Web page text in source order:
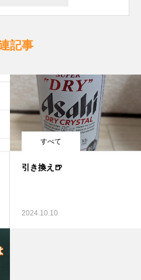
記事
すべて
引き換え🍺
2024.10.10